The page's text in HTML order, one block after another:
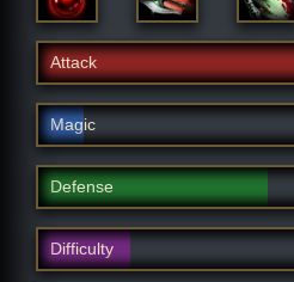
Attack
Magic
Defense
Difficulty